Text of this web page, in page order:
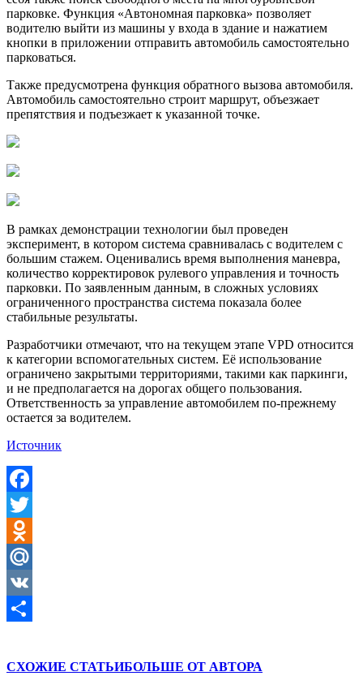
парковке. Функция «Автономная парковка» позволяет
водителю выйти из машины у входа в здание и нажатием
кнопки в приложении отправить автомобиль самостоятельно
парковаться.
Также предусмотрена функция обратного вызова автомобиля.
Автомобиль самостоятельно строит маршрут, объезжает
препятствия и подъезжает к указанной точке.
В рамках демонстрации технологии был проведен
эксперимент, в котором система сравнивалась с водителем с
большим стажем. Оценивались время выполнения маневра,
количество корректировок рулевого управления и точность
парковки. По заявленным данным, в сложных условиях
ограниченного пространства система показала более
стабильные результаты.
Разработчики отмечают, что на текущем этапе VPD относится
к категории вспомогательных систем. Её использование
ограничено закрытыми территориями, такими как паркинги,
и не предполагается на дорогах общего пользования.
Ответственность за управление автомобилем по-прежнему
остается за водителем.
Источник
Facebook
Twitter
Odnoklassniki
Mail.Ru
VK
СХОЖИЕ СТАТЬИБОЛЬШЕ ОТ АВТОРА